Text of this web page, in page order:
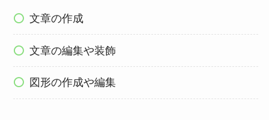
文章の作成
文章の編集や装飾
図形の作成や編集